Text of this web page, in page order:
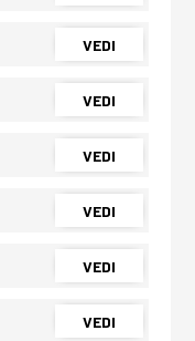
VEDI
VEDI
VEDI
VEDI
VEDI
VEDI